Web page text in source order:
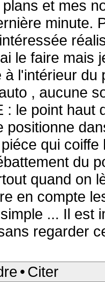
et mes
minute.
le faire mais
à l'intérieur
, aucune
: le point haut
positionne
qui
du
quand on
en compte
... Il est
regarder
• Citer